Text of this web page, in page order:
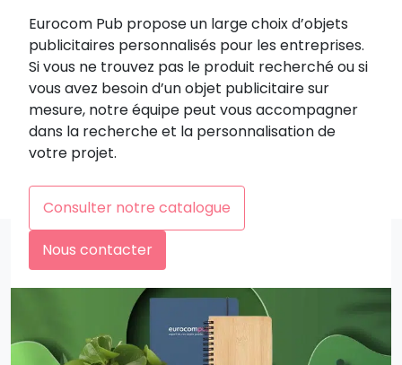
Eurocom Pub propose un large choix d’objets
publicitaires personnalisés pour les entreprises.
Si vous ne trouvez pas le produit recherché ou si
vous avez besoin d’un objet publicitaire sur
mesure, notre équipe peut vous accompagner
dans la recherche et la personnalisation de
votre projet.
Consulter notre catalogue
Nous contacter